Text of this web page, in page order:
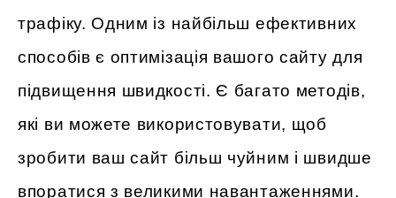
трафіку. Одним із найбільш ефективних
способів є оптимізація вашого сайту для
підвищення швидкості. Є багато методів,
які ви можете використовувати, щоб
зробити ваш сайт більш чуйним і швидше
впоратися з великими навантаженнями.